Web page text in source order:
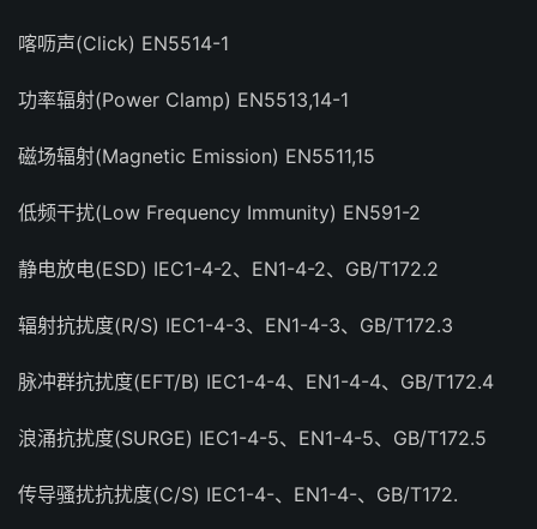
喀呖声(Click) EN5514-1
功率辐射(Power Clamp) EN5513,14-1
磁场辐射(Magnetic Emission) EN5511,15
低频干扰(Low Frequency Immunity) EN591-2
静电放电(ESD) IEC1-4-2、EN1-4-2、GB/T172.2
辐射抗扰度(R/S) IEC1-4-3、EN1-4-3、GB/T172.3
脉冲群抗扰度(EFT/B) IEC1-4-4、EN1-4-4、GB/T172.4
浪涌抗扰度(SURGE) IEC1-4-5、EN1-4-5、GB/T172.5
传导骚扰抗扰度(C/S) IEC1-4-、EN1-4-、GB/T172.